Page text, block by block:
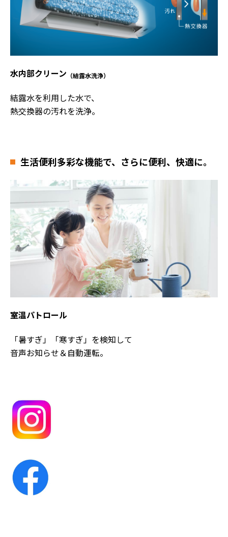
水内部クリーン （結露水洗浄）
結露水を利用した水で、
熱交換器の汚れを洗浄。
生活便利多彩な機能で、さらに便利、快適に。
室温パトロール
「暑すぎ」「寒すぎ」を検知して
音声お知らせ＆自動運転。